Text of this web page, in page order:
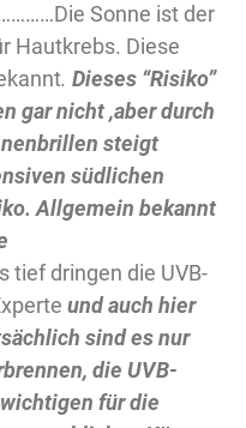
Sonne ist der
Hautkrebs. Diese
. Dieses “Risiko”
gar nicht ,aber durch
steigt
südlichen
Allgemein bekannt
tief dringen die UVB-
und auch hier
sind es nur
die UVB-
für die